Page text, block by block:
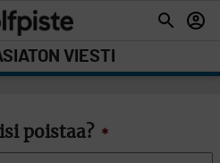
VIESTI
poistaa? *